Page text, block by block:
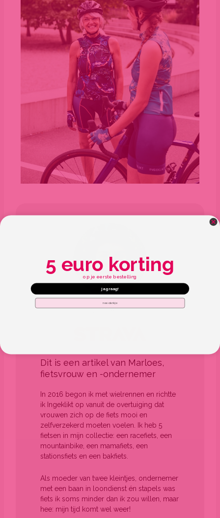
Dit is een artikel van Marloes,
fietsvrouw en -ondernemer
In 2016 begon ik met wielrennen en richtte
ik Ingeklikt op vanuit de overtuiging dat
vrouwen zich op de fiets mooi en
zelfverzekerd moeten voelen. Ik heb 5
fietsen in mijn collectie: een racefiets, een
mountainbike, een mamafiets, een
stationsfiets en een bakfiets.
Als moeder van twee kleintjes, ondernemer
met een baan in loondienst én stapels was
fiets ik soms minder dan ik zou willen, maar
hee: mijn tijd komt wel weer!
5 euro korting
op je eerste bestelling
ja graag!
nee dankje